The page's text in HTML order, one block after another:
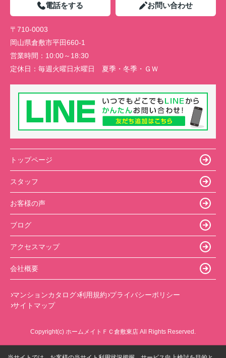
電話をする お問い合わせ
〒710-0003
岡山県倉敷市平田660-1
営業時間： 10:00～18:30
定休日： 毎週火曜日水曜日 夏季・冬季・ＧＷ
トップページ
スタッフ
お客様の声
ブログ
アクセスマップ
会社概要
マンションカタログ 利用規約 プライバシーポリシー
サイトマップ
Copyright(c) ホームメイトＦＣ倉敷東店 All Rights Reserved.